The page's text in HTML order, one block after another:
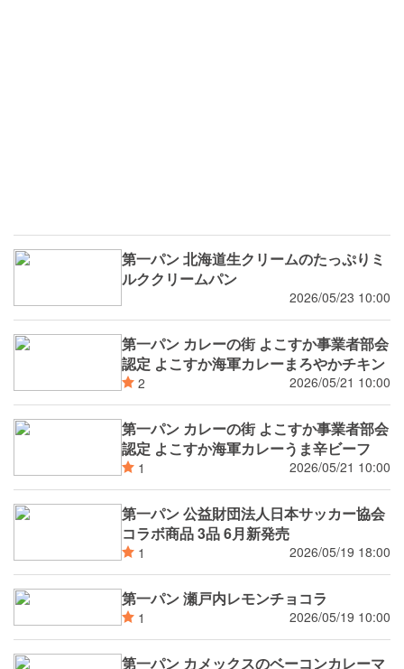
第一パン 北海道生クリームのたっぷりミ
ルククリームパン
2026/05/23 10:00
第一パン カレーの街 よこすか事業者部会
認定 よこすか海軍カレーまろやかチキン
2 2026/05/21 10:00
第一パン カレーの街 よこすか事業者部会
認定 よこすか海軍カレーうま辛ビーフ
1 2026/05/21 10:00
第一パン 公益財団法人日本サッカー協会
コラボ商品 3品 6月新発売
1 2026/05/19 18:00
第一パン 瀬戸内レモンチョコラ
1 2026/05/19 10:00
第一パン カメックスのベーコンカレーマ